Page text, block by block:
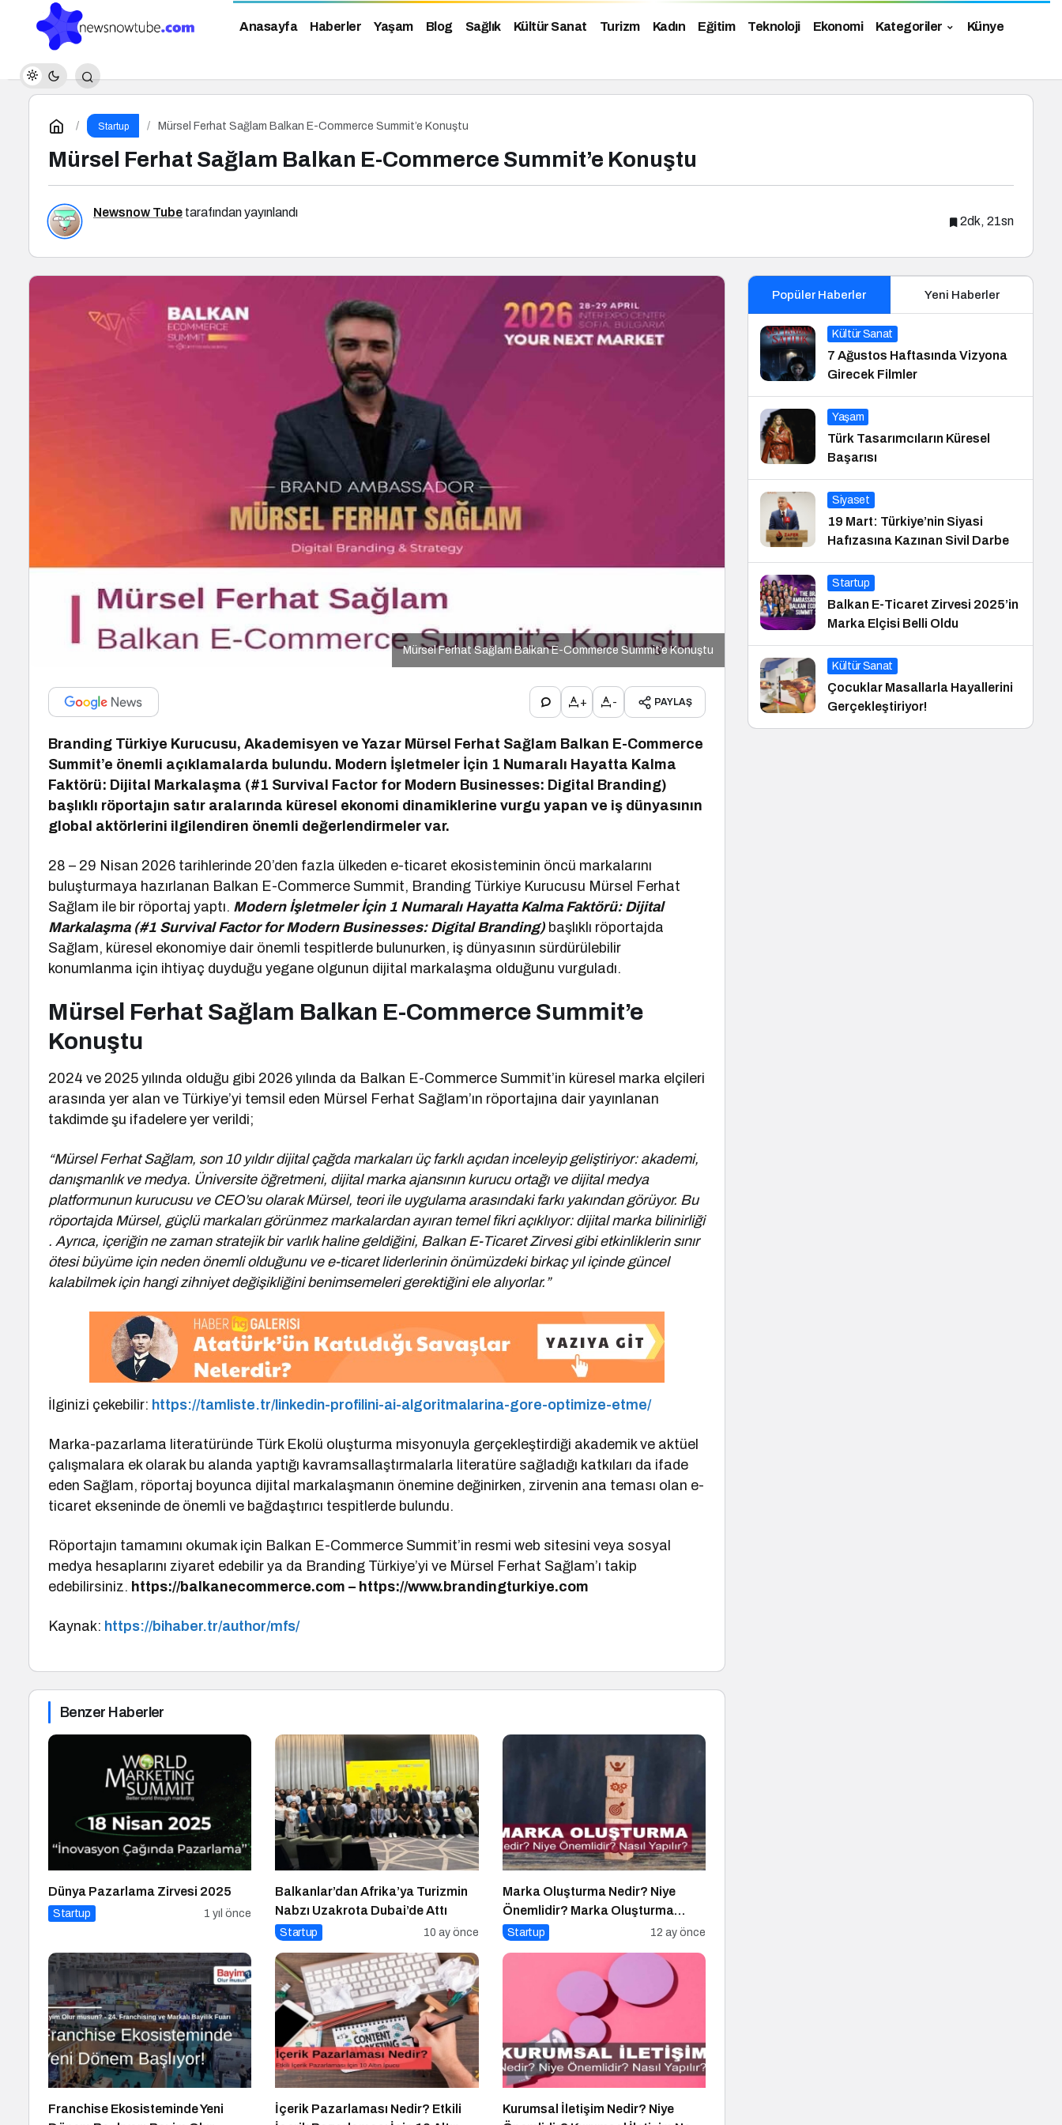
Anasayfa Haberler Yaşam Blog Sağlık Kültür Sanat Turizm Kadın Eğitim Teknoloji Ekonomi Kategoriler Künye
Startup Mürsel Ferhat Sağlam Balkan E-Commerce Summit’e Konuştu
Mürsel Ferhat Sağlam Balkan E-Commerce Summit’e Konuştu
Newsnow Tube tarafından yayınlandı
2dk, 21sn
Mürsel Ferhat Sağlam Balkan E-Commerce Summit’e Konuştu
+ - PAYLAŞ
Branding Türkiye Kurucusu, Akademisyen ve Yazar Mürsel Ferhat Sağlam Balkan E-Commerce
Summit’e önemli açıklamalarda bulundu. Modern İşletmeler İçin 1 Numaralı Hayatta Kalma
Faktörü: Dijital Markalaşma (#1 Survival Factor for Modern Businesses: Digital Branding)
başlıklı röportajın satır aralarında küresel ekonomi dinamiklerine vurgu yapan ve iş dünyasının
global aktörlerini ilgilendiren önemli değerlendirmeler var.
28 – 29 Nisan 2026 tarihlerinde 20’den fazla ülkeden e-ticaret ekosisteminin öncü markalarını
buluşturmaya hazırlanan Balkan E-Commerce Summit, Branding Türkiye Kurucusu Mürsel Ferhat
Sağlam ile bir röportaj yaptı. Modern İşletmeler İçin 1 Numaralı Hayatta Kalma Faktörü: Dijital
Markalaşma (#1 Survival Factor for Modern Businesses: Digital Branding) başlıklı röportajda
Sağlam, küresel ekonomiye dair önemli tespitlerde bulunurken, iş dünyasının sürdürülebilir
konumlanma için ihtiyaç duyduğu yegane olgunun dijital markalaşma olduğunu vurguladı.
Mürsel Ferhat Sağlam Balkan E-Commerce Summit’e
Konuştu
2024 ve 2025 yılında olduğu gibi 2026 yılında da Balkan E-Commerce Summit’in küresel marka elçileri
arasında yer alan ve Türkiye’yi temsil eden Mürsel Ferhat Sağlam’ın röportajına dair yayınlanan
takdimde şu ifadelere yer verildi;
“Mürsel Ferhat Sağlam, son 10 yıldır dijital çağda markaları üç farklı açıdan inceleyip geliştiriyor: akademi,
danışmanlık ve medya. Üniversite öğretmeni, dijital marka ajansının kurucu ortağı ve dijital medya
platformunun kurucusu ve CEO’su olarak Mürsel, teori ile uygulama arasındaki farkı yakından görüyor. Bu
röportajda Mürsel, güçlü markaları görünmez markalardan ayıran temel fikri açıklıyor: dijital marka bilinirliği
. Ayrıca, içeriğin ne zaman stratejik bir varlık haline geldiğini, Balkan E-Ticaret Zirvesi gibi etkinliklerin sınır
ötesi büyüme için neden önemli olduğunu ve e-ticaret liderlerinin önümüzdeki birkaç yıl içinde güncel
kalabilmek için hangi zihniyet değişikliğini benimsemeleri gerektiğini ele alıyorlar.”
İlginizi çekebilir: https://tamliste.tr/linkedin-profilini-ai-algoritmalarina-gore-optimize-etme/
Marka-pazarlama literatüründe Türk Ekolü oluşturma misyonuyla gerçekleştirdiği akademik ve aktüel
çalışmalara ek olarak bu alanda yaptığı kavramsallaştırmalarla literatüre sağladığı katkıları da ifade
eden Sağlam, röportaj boyunca dijital markalaşmanın önemine değinirken, zirvenin ana teması olan e-
ticaret ekseninde de önemli ve bağdaştırıcı tespitlerde bulundu.
Röportajın tamamını okumak için Balkan E-Commerce Summit’in resmi web sitesini veya sosyal
medya hesaplarını ziyaret edebilir ya da Branding Türkiye’yi ve Mürsel Ferhat Sağlam’ı takip
edebilirsiniz. https://balkanecommerce.com – https://www.brandingturkiye.com
Kaynak: https://bihaber.tr/author/mfs/
Benzer Haberler
Dünya Pazarlama Zirvesi 2025
Startup 1 yıl önce
Balkanlar’dan Afrika’ya Turizmin
Nabzı Uzakrota Dubai’de Attı
Startup 10 ay önce
Marka Oluşturma Nedir? Niye
Önemlidir? Marka Oluşturma
Nasıl Yapılır?
Startup 12 ay önce
Franchise Ekosisteminde Yeni
İçerik Pazarlaması Nedir? Etkili
Kurumsal İletişim Nedir? Niye
Popüler Haberler Yeni Haberler
Kültür Sanat
7 Ağustos Haftasında Vizyona
Girecek Filmler
Yaşam
Türk Tasarımcıların Küresel
Başarısı
Siyaset
19 Mart: Türkiye’nin Siyasi
Hafızasına Kazınan Sivil Darbe
Startup
Balkan E-Ticaret Zirvesi 2025’in
Marka Elçisi Belli Oldu
Kültür Sanat
Çocuklar Masallarla Hayallerini
Gerçekleştiriyor!